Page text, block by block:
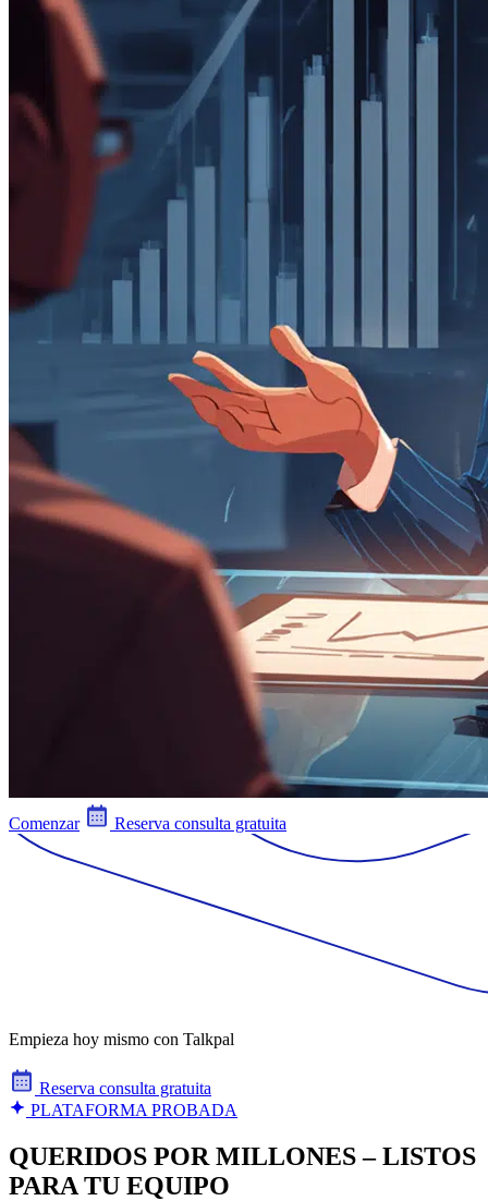
Comenzar Reserva consulta gratuita
Empieza hoy mismo con Talkpal
Reserva consulta gratuita
PLATAFORMA PROBADA
QUERIDOS POR MILLONES – LISTOS
PARA TU EQUIPO